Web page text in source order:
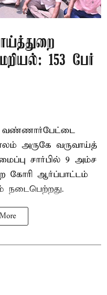
153 பேர்
வண்ணார்பேட்டை
அருகே வருவாய்த்
சார்பில் 9 அம்ச
கோரி ஆர்ப்பாட்டம்
நடைபெற்றது.